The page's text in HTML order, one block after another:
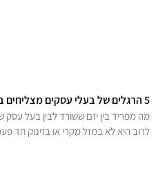
5 הרגלים של בעלי עסקים מצליחים במיוחד
מה מפריד בין יזם ששורד לבין בעל
לרוב היא לא במזל מקרי או בזינוק חד